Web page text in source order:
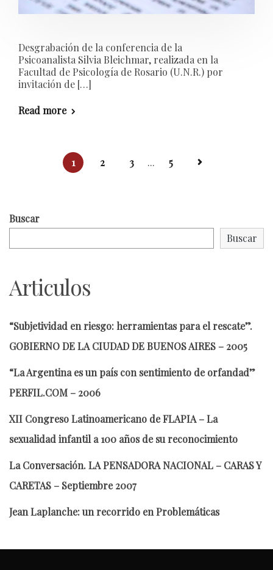
Desgrabación de la conferencia de la
Psicoanalista Silvia Bleichmar, realizada en la
Facultad de Psicología de Rosario (U.N.R.) por
invitación de […]
Read more
1 2 3 ... 5
Buscar
Buscar
Articulos
“Subjetividad en riesgo: herramientas para el rescate”.
GOBIERNO DE LA CIUDAD DE BUENOS AIRES – 2005
“La Argentina es un país con sentimiento de orfandad”
PERFIL.COM – 2006
XII Congreso Latinoamericano de FLAPIA – La
sexualidad infantil a 100 años de su reconocimiento
La Conversación. LA PENSADORA NACIONAL – CARAS Y
CARETAS – Septiembre 2007
Jean Laplanche: un recorrido en Problemáticas